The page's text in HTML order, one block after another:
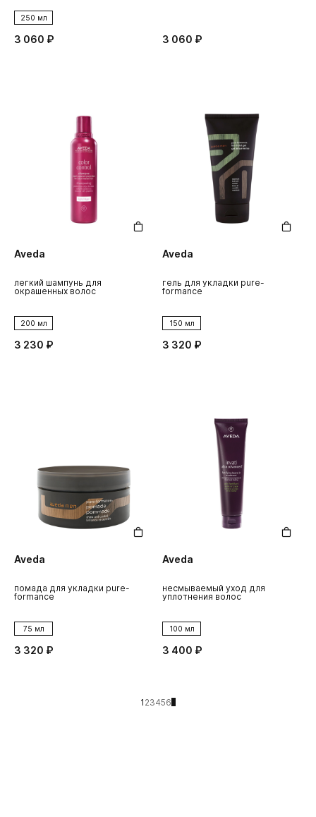
250 мл
3 060 ₽ 3 060 ₽
Aveda
легкий шампунь для
окрашенных волос
200 мл
3 230 ₽
Aveda
гель для укладки pure-
formance
150 мл
3 320 ₽
Aveda
помада для укладки pure-
formance
75 мл
3 320 ₽
Aveda
несмываемый уход для
уплотнения волос
100 мл
3 400 ₽
1 23456